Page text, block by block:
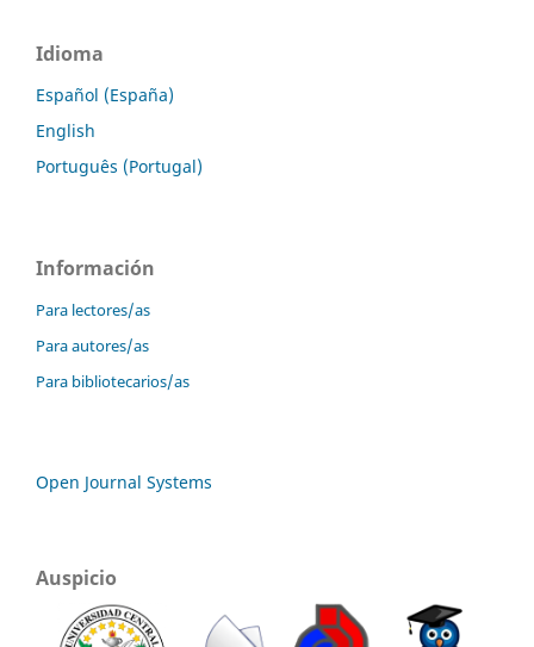
Idioma
Español (España)
English
Português (Portugal)
Información
Para lectores/as
Para autores/as
Para bibliotecarios/as
Open Journal Systems
Auspicio